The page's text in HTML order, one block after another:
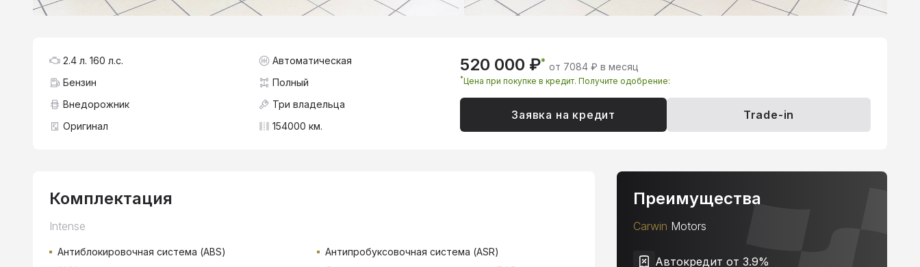
520 000 ₽* от 7084 ₽ в месяц
*Цена при покупке в кредит. Получите одобрение:
Заявка на кредит Trade-in
2.4 л. 160 л.с.
Автоматическая
Бензин
Полный
Внедорожник
Три владельца
Оригинал
154000 км.
Комплектация
Intense
Антиблокировочная система (ABS)
Антипробуксовочная система (ASR)
Преимущества
Carwin Motors
Автокредит от 3.9%